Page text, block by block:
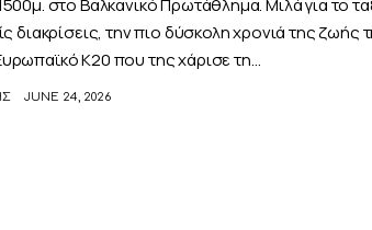
διακρίσεις, την πιο δύσκολη χρονιά της ζωής
Κ20 που της χάρισε τη…
JUNE 24, 2026